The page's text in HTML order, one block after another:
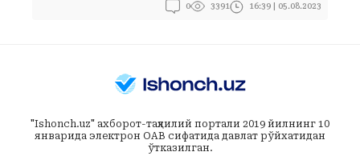
0 3391 16:39 | 05.08.2023
"Ishonch.uz" ахборот-таҳлилий портали 2019 йилнинг 10
январида электрон ОАВ сифатида давлат рўйхатидан
ўтказилган.